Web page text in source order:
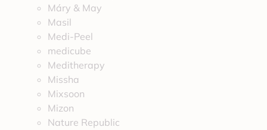
Máry & May
Masil
Medi-Peel
medicube
Meditherapy
Missha
Mixsoon
Mizon
Nature Republic